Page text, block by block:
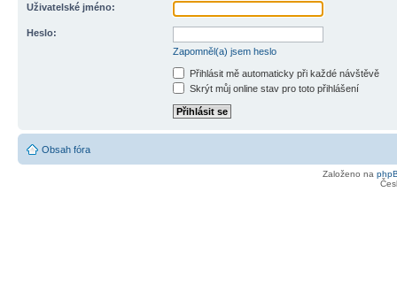
Uživatelské jméno:
Heslo:
Zapomněl(a) jsem heslo
Přihlásit mě automaticky při každé návštěvě
Skrýt můj online stav pro toto přihlášení
Obsah fóra
Založeno na